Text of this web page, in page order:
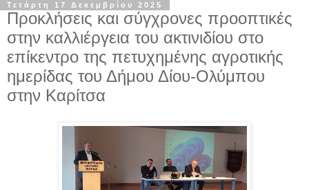
Τετάρτη 17 Δεκεμβρίου 2025
Προκλήσεις και σύγχρονες προοπτικές
στην καλλιέργεια του ακτινιδίου στο
επίκεντρο της πετυχημένης αγροτικής
ημερίδας του Δήμου Δίου-Ολύμπου
στην Καρίτσα